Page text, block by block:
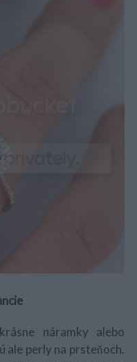
náramky alebo
ale perly na prsteňoch.